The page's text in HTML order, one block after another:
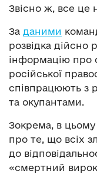
Звісно ж, все це
За даними
розвідка
інформацію про
російської
співпрацюють з
та окупантами.
Зокрема, в цьому
про те, що всіх
до
«смертний